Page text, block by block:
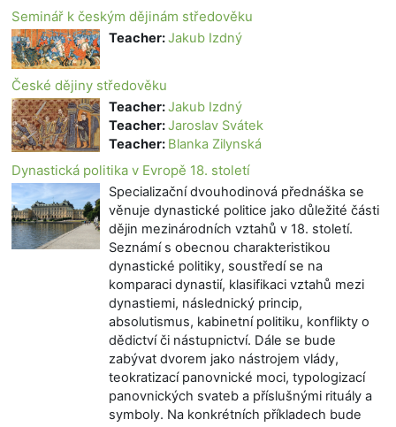
Seminář k českým dějinám středověku
Teacher:Jakub Izdný
České dějiny středověku
Teacher:Jakub Izdný
Teacher:Jaroslav Svátek
Teacher: Blanka Zilynská
Dynastická politika v Evropě 18. století
Specializační dvouhodinová přednáška se
věnuje dynastické politice jako důležité části
dějin mezinárodních vztahů v 18. století.
Seznámí s obecnou charakteristikou
dynastické politiky, soustředí se na
komparaci dynastií, klasifikaci vztahů mezi
dynastiemi, následnický princip,
absolutismus, kabinetní politiku, konflikty o
dědictví či nástupnictví. Dále se bude
zabývat dvorem jako nástrojem vlády,
teokratizací panovnické moci, typologizací
panovnických svateb a příslušnými rituály a
symboly. Na konkrétních příkladech bude